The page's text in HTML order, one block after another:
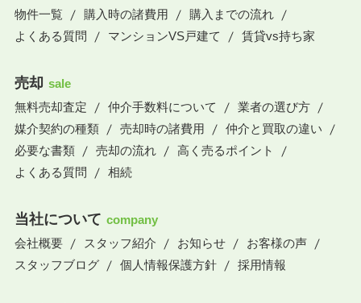
物件一覧
購入時の諸費用
購入までの流れ
よくある質問
マンションVS戸建て 賃貸vs持ち家
売却 sale
無料売却査定
仲介手数料について
業者の選び方
媒介契約の種類
売却時の諸費用
仲介と買取の違い
必要な書類
売却の流れ
高く売るポイント
よくある質問
相続
当社について company
会社概要
スタッフ紹介 お知らせ
お客様の声
スタッフブログ
個人情報保護方針 採用情報